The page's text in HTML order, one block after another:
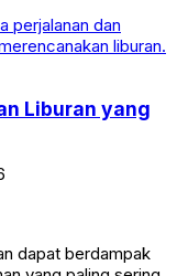
Liburan yang
dapat berdampak